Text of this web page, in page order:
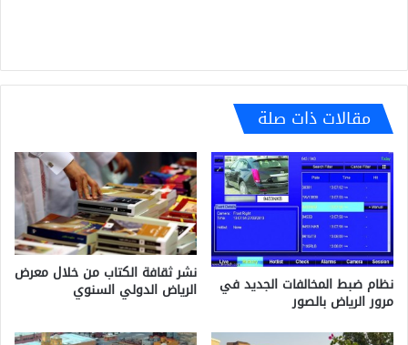
مقالات ذات صلة
نظام ضبط المخالفات الجديد في
مرور الرياض بالصور
نشر ثقافة الكتاب من خلال معرض
الرياض الدولي السنوي